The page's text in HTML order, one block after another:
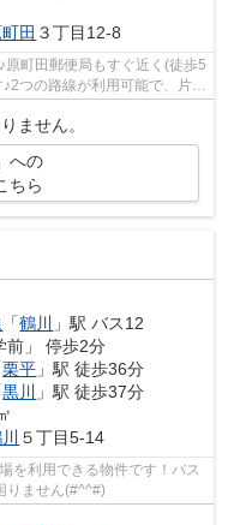
田 ３丁目12-8
町田郵便局もすぐ近く(徒歩5
つの路線が利用可能で、片方
ません。
への
ちら
「鶴川
」駅 バス12
前」 停歩2分
栗平 」駅 徒歩36分
黒川
」駅 徒歩37分
５丁目5-14
を利用できる物件です！バス
りません(#^^#)